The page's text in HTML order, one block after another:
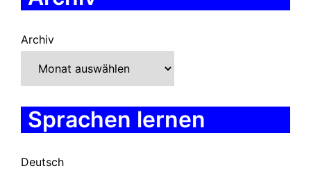
Archiv
Sprachen lernen
Deutsch